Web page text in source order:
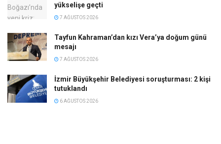
yükselişe geçti
7 AĞUSTOS 2026
Tayfun Kahraman’dan kızı Vera’ya doğum günü
mesajı
7 AĞUSTOS 2026
İzmir Büyükşehir Belediyesi soruşturması: 2 kişi
tutuklandı
6 AĞUSTOS 2026